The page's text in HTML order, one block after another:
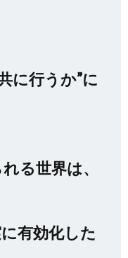
に行うか”に
る世界は、
有効化した